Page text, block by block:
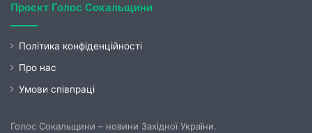
Проєкт Голос Сокальщини
Політика конфіденційності
Про нас
Умови співпраці
Голос Сокальщини – новини Західної України.